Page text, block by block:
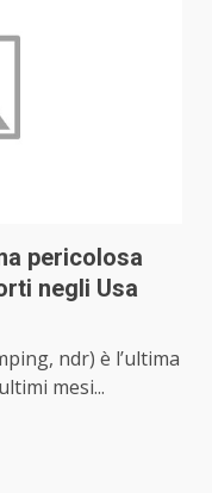
pericolosa
negli Usa
ndr) è l’ultima
mesi...